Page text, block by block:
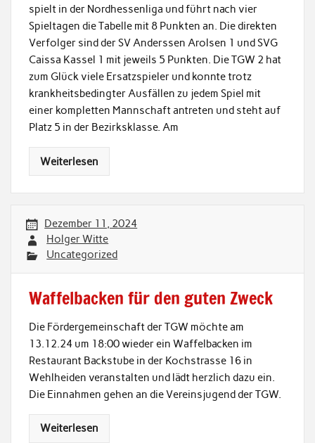
spielt in der Nordhessenliga und führt nach vier
Spieltagen die Tabelle mit 8 Punkten an. Die direkten
Verfolger sind der SV Anderssen Arolsen 1 und SVG
Caissa Kassel 1 mit jeweils 5 Punkten. Die TGW 2 hat
zum Glück viele Ersatzspieler und konnte trotz
krankheitsbedingter Ausfällen zu jedem Spiel mit
einer kompletten Mannschaft antreten und steht auf
Platz 5 in der Bezirksklasse. Am
Weiterlesen
Dezember 11, 2024
Holger Witte
Uncategorized
Waffelbacken für den guten Zweck
Die Fördergemeinschaft der TGW möchte am
13.12.24 um 18:00 wieder ein Waffelbacken im
Restaurant Backstube in der Kochstrasse 16 in
Wehlheiden veranstalten und lädt herzlich dazu ein.
Die Einnahmen gehen an die Vereinsjugend der TGW.
Weiterlesen